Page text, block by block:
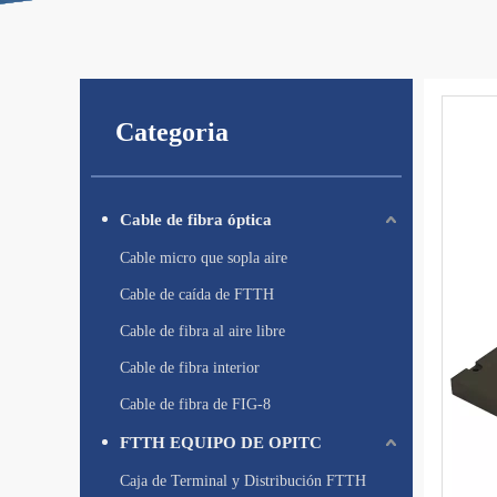
Categoria
Cable de fibra óptica
Cable micro que sopla aire
Cable de caída de FTTH
Cable de fibra al aire libre
Cable de fibra interior
Cable de fibra de FIG-8
FTTH EQUIPO DE OPITC
Caja de Terminal y Distribución FTTH